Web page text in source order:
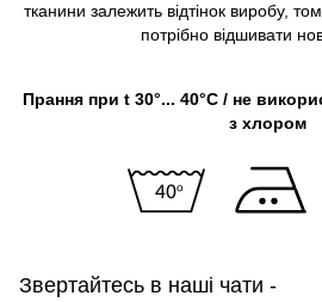
тканини залежить відтінок виробу,
потрібно відшивати
Прання при t 30°... 40°C / не
з хлором
Звертайтесь в наші чати -